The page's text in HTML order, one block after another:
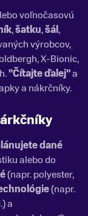
voľnočasovú
,šatku,šál,
výrobcov,
X-Bionic,
"Čítajte ďalej"a
a nákrčníky.
dané
alebo do
(napr. polyester,
(napr.
a